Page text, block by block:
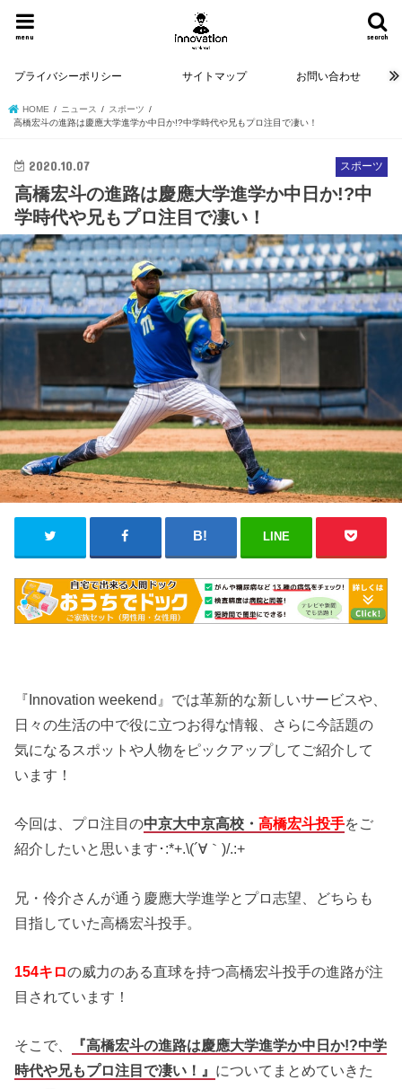
search
menu
プライバシーポリシー サイトマップ お問い合わせ
HOME ニュース
スポーツ
高橋宏斗の進路は慶應大学進学か中日か!?中学時代や兄もプロ注目で凄い！
スポーツ
2020.10.07
高橋宏斗の進路は慶應大学進学か中日か!?中
学時代や兄もプロ注目で凄い！
LINE
『Innovation weekend』では革新的な新しいサービスや、
日々の生活の中で役に立つお得な情報、さらに今話題の
気になるスポットや人物をピックアップしてご紹介して
います！
今回は、プロ注目の中京大中京高校・高橋宏斗投手をご
紹介したいと思います･:*+.\(´∀｀)/.:+
兄・伶介さんが通う慶應大学進学とプロ志望、どちらも
目指していた高橋宏斗投手。
154キロの威力のある直球を持つ高橋宏斗投手の進路が注
目されています！
そこで、
『高橋宏斗の進路は慶應大学進学か中日か!?中学
時代や兄もプロ注目で凄い！』 についてまとめていきた